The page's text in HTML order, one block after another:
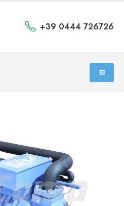
+39 0444 726726